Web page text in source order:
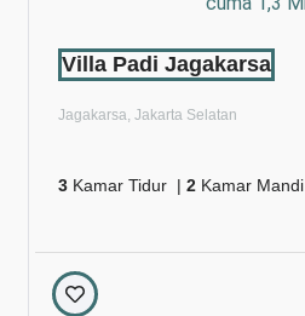
Villa Padi Jagakarsa
Jagakarsa, Jakarta Selatan
3 Kamar Tidur | 2 Kamar Mandi